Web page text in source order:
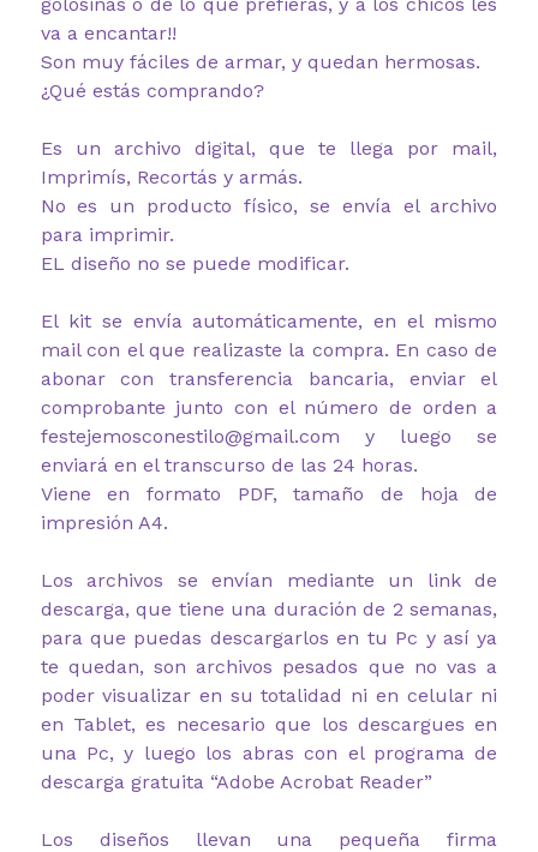
va a encantar!!
Son muy fáciles de armar, y quedan hermosas.
¿Qué estás comprando?
Es un archivo digital, que te llega por mail,
Imprimís, Recortás y armás.
No es un producto físico, se envía el archivo
para imprimir.
EL diseño no se puede modificar.
El kit se envía automáticamente, en el mismo
mail con el que realizaste la compra. En caso de
abonar con transferencia bancaria, enviar el
comprobante junto con el número de orden a
festejemosconestilo@gmail.com y luego se
enviará en el transcurso de las 24 horas.
Viene en formato PDF, tamaño de hoja de
impresión A4.
Los archivos se envían mediante un link de
descarga, que tiene una duración de 2 semanas,
para que puedas descargarlos en tu Pc y así ya
te quedan, son archivos pesados que no vas a
poder visualizar en su totalidad ni en celular ni
en Tablet, es necesario que los descargues en
una Pc, y luego los abras con el programa de
descarga gratuita “Adobe Acrobat Reader”
Los diseños llevan una pequeña firma